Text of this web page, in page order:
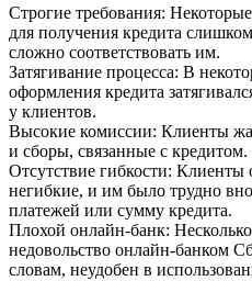
Строгие требования:
для получения кредита
сложно соответствовать им.
Затягивание процесса: В
оформления кредита
у клиентов.
Высокие комиссии: Клиенты
и сборы, связанные с кредитом.
Отсутствие гибкости: Клиенты
негибкие, и им было трудно
платежей или сумму кредита.
Плохой онлайн-банк:
недовольство онлайн-банком
словам, неудобен в